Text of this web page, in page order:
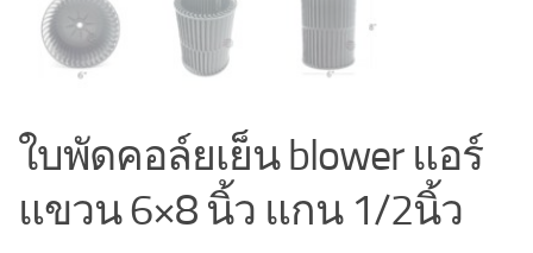
ใบพัดคอล์ยเย็น blower แอร์
แขวน 6×8 นิ้ว แกน 1/2นิ้ว